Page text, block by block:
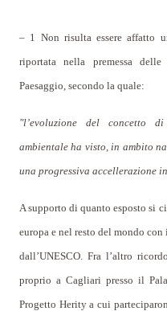
– 1 Non risulta essere affatto
riportata nella premessa
Paesaggio, secondo la quale:
"l’evoluzione del concetto
ambientale ha visto, in ambito
una progressiva accellerazione
A supporto di quanto esposto si
europa e nel resto del mondo
dall’UNESCO. Fra l’altro
proprio a Cagliari presso il
Progetto Herity a cui